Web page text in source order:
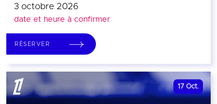
3 octobre 2026
date et heure à confirmer
RÉSERVER
17 Oct.